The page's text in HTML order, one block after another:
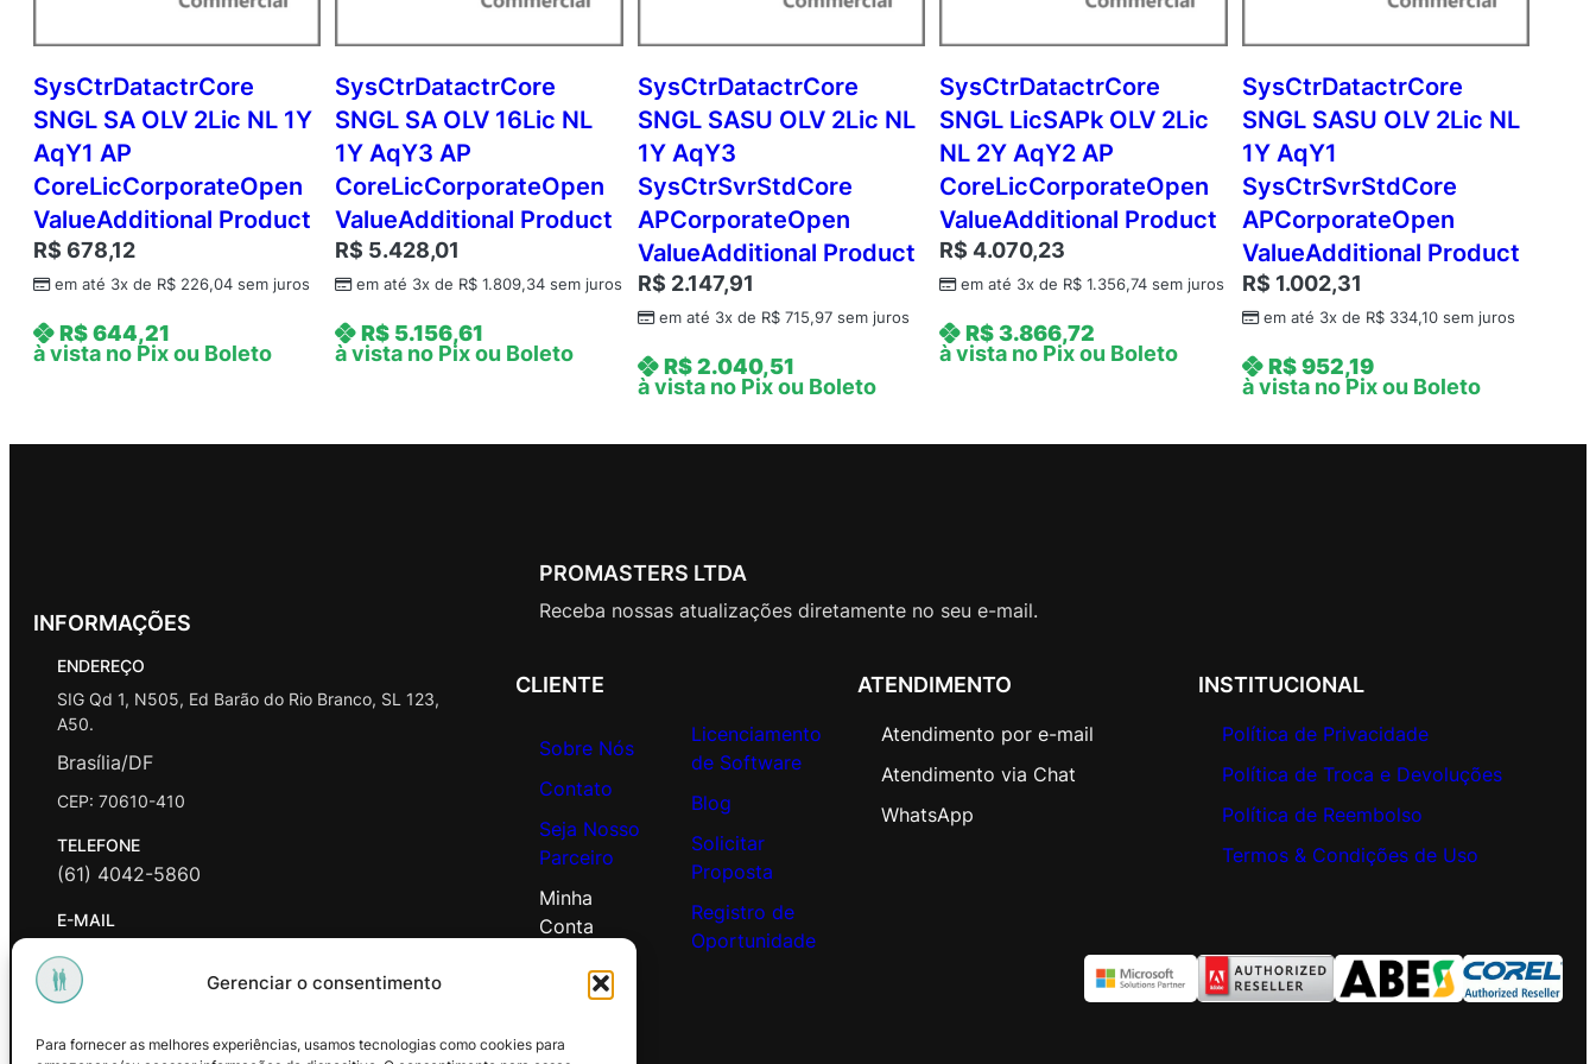
Gerenciar o consentimento
Para fornecer as melhores experiências, usamos tecnologias como cookies para
A
q
Y
3
A
P
P
e
r
U
r
C
a
e
SysCtrDatactrCore
SNGL SA OLV 2Lic NL 1Y
AqY1 AP
CoreLicCorporateOpen
ValueAdditional Product
R$ 678,12
em até 3x de R$ 226,04 sem juros
R$644,21
à vista no Pix ou Boleto
SysCtrDatactrCore
SNGL SA OLV 16Lic NL
1Y AqY3 AP
CoreLicCorporateOpen
ValueAdditional Product
R$ 5.428,01
em até 3x de R$ 1.809,34 sem juros
R$ 5.156,61
à vista no Pix ou Boleto
SysCtrDatactrCore
SNGL SASU OLV 2Lic NL
1Y AqY3
SysCtrSvrStdCore
APCorporateOpen
ValueAdditional Product
R$ 2.147,91
em até 3x de R$715,97sem juros
R$2.040,51
à vista no Pix ou Boleto
SysCtrDatactrCore
SNGL LicSAPk OLV 2Lic
NL 2Y AqY2 AP
CoreLicCorporateOpen
ValueAdditional Product
R$ 4.070,23
em até 3x de R$ 1.356,74 sem juros
R$3.866,72
à vista no Pix ou Boleto
SysCtrDatactrCore
SNGL SASU OLV 2Lic NL
1Y AqY1
SysCtrSvrStdCore
APCorporateOpen
ValueAdditional Product
R$ 1.002,31
em até 3x de R$334,10sem juros
R$952,19
à vista no Pix ou Boleto
INFORMAÇÕES
ENDEREÇO
SIG Qd 1, N505, Ed Barão do Rio Branco, SL 123,
A50.
Brasília/DF
CEP: 70610-410
TELEFONE
(61) 4042-5860
E-MAIL
contato@promasters.net.br
HORÁRIO DE ATENDIMENTO
PROMASTERS LTDA
Receba nossas atualizações diretamente no seu e-mail.
CLIENTE
Sobre Nós
Contato
Seja Nosso
Parceiro
Minha
Conta
Licenciamento
de Software
Blog
Solicitar
Proposta
Registro de
Oportunidade
ATENDIMENTO
Atendimento por e-mail
Atendimento via Chat
WhatsApp
INSTITUCIONAL
Política de Privacidade
Política de Troca e Devoluções
Política de Reembolso
Termos & Condições de Uso